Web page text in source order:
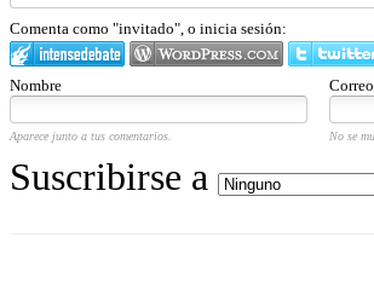
Comenta como "invitado", o inicia sesión:
Nombre
Aparece junto a tus comentarios. No se
Suscribirse a